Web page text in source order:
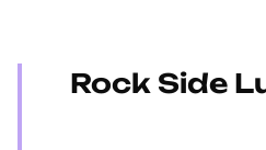
Rock Side